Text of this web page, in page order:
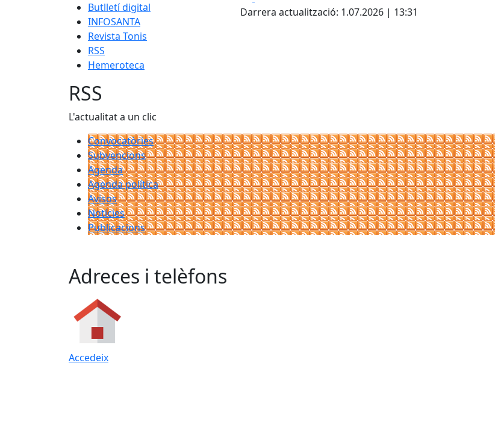
Butlletí digital
INFOSANTA
Revista Tonis
RSS
Hemeroteca
Darrera actualització: 1.07.2026 | 13:31
RSS
L'actualitat a un clic
Convocatòries
Subvencions
Agenda
Agenda política
Avisos
Notícies
Publicacions
Adreces i telèfons
Accedeix